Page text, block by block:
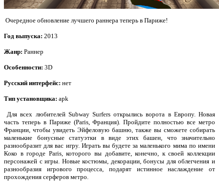
Очередное обновление лучшего раннера теперь в Париже!
Год выпуска: 2013
Жанр: Раннер
Особенности: 3D
Русский интерфейс: нет
Тип установщика: apk
Для всех любителей Subway Surfers открылись ворота в Европу. Новая
часть теперь в Париже (Paris, Франция). Пройдите полностью все метро
Франции, чтобы увидеть Эйфеловую башню, также вы сможете собирать
маленькие бонусные статуэтки в виде этих башен, что значительно
разнообразит для вас игру. Играть вы будете за маленького мима по имени
Коко в городе Paris, которого вы добавите, конечно, к своей коллекции
персонажей с игры. Новые костюмы, декорации, бонусы для облегчения и
разнообразия игрового процесса, подарят истинное наслаждение от
прохождения серферов метро.